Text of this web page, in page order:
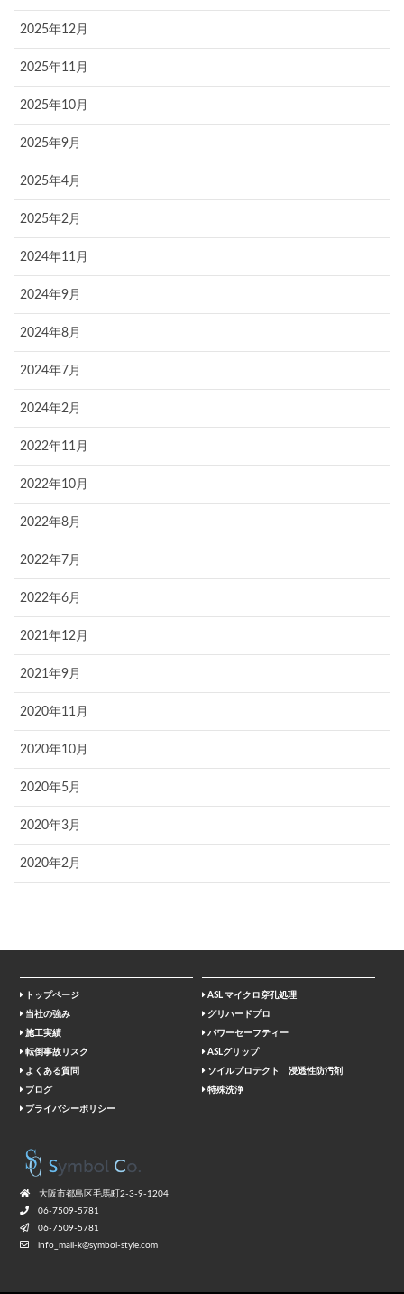
2025年12月
2025年11月
2025年10月
2025年9月
2025年4月
2025年2月
2024年11月
2024年9月
2024年8月
2024年7月
2024年2月
2022年11月
2022年10月
2022年8月
2022年7月
2022年6月
2021年12月
2021年9月
2020年11月
2020年10月
2020年5月
2020年3月
2020年2月
トップページ
当社の強み
施工実績
転倒事故リスク
よくある質問
ブログ
プライバシーポリシー
ASL マイクロ穿孔処理
グリハードプロ
パワーセーフティー
ASLグリップ
ソイルプロテクト 浸透性防汚剤
特殊洗浄
⼤阪市都島区⽑⾺町2-3-9-1204
06-7509-5781
06-7509-5781
info_mail-k@symbol-style.com